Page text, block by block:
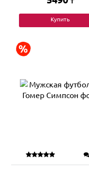
Купить